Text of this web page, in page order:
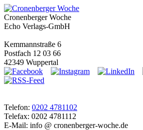
Cronenberger Woche
Echo Verlags-GmbH
Kemmannstraße 6
Postfach 12 03 66
42349 Wuppertal
Telefon: 0202 4781102
Telefax: 0202 4781112
E-Mail: info @ cronenberger-woche.de